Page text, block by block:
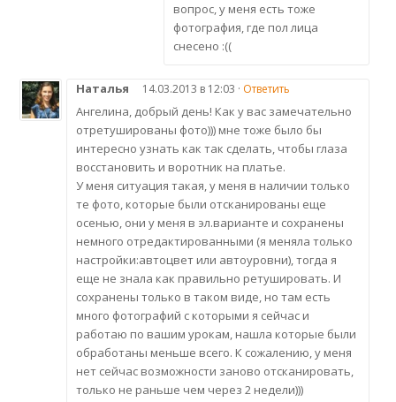
вопрос, у меня есть тоже
фотография, где пол лица
снесено :((
Наталья 14.03.2013 в 12:03 · Ответить
Ангелина, добрый день! Как у вас замечательно
отретушированы фото))) мне тоже было бы
интересно узнать как так сделать, чтобы глаза
восстановить и воротник на платье.
У меня ситуация такая, у меня в наличии только
те фото, которые были отсканированы еще
осенью, они у меня в эл.варианте и сохранены
немного отредактированными (я меняла только
настройки:автоцвет или автоуровни), тогда я
еще не знала как правильно ретушировать. И
сохранены только в таком виде, но там есть
много фотографий с которыми я сейчас и
работаю по вашим урокам, нашла которые были
обработаны меньше всего. К сожалению, у меня
нет сейчас возможности заново отсканировать,
только не раньше чем через 2 недели)))